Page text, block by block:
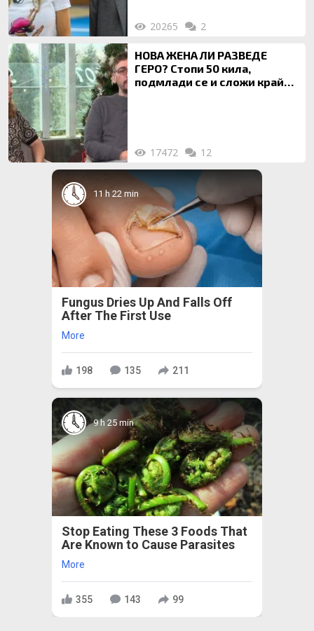
20265 2
НОВА ЖЕНА ЛИ РАЗВЕДЕ
ГЕРО? Стопи 50 кила,
подмлади се и сложи край
17472 12
11 h 22 min
Fungus Dries Up And Falls Off
After The First Use
More
198 135 211
9 h 25 min
Stop Eating These 3 Foods That
Are Known to Cause Parasites
More
355 143 99